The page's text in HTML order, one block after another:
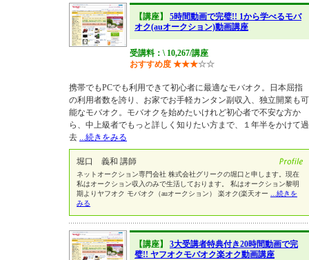
【講座】 5時間動画で完璧!! 1から学べるモバ
オク(auオークション)動画講座
受講料：\ 10,267/講座
おすすめ度 ★★★☆☆
携帯でもPCでも利用できて初心者に最適なモバオク。日本屈指
の利用者数を誇り、お家でお手軽カンタン副収入、独立開業も可
能なモバオク。モバオクを始めたいけれど初心者で不安な方か
ら、中上級者でもっと詳しく知りたい方まで、１年半をかけて過
去 ...続きをみる
堀口 義和 講師
ネットオークション専門会社 株式会社グリークの堀口と申します。現在
私はオークション収入のみで生活しております。 私はオークション黎明
期よりヤフオク モバオク（auオークション） 楽オク(楽天オー
...続きを
みる
【講座】 3大受講者特典付き20時間動画で完
璧!! ヤフオクモバオク楽オク動画講座